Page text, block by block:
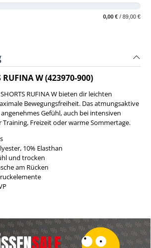
0,00 € / 89,00 €
RUFINA W (423970-900)
SHORTS RUFINA W bieten dir leichten
Bewegungsfreiheit. Das atmungsaktive
Gefühl, auch bei intensiven
Freizeit oder warme Sommertage.
10% Elasthan
und trocken
am Rücken